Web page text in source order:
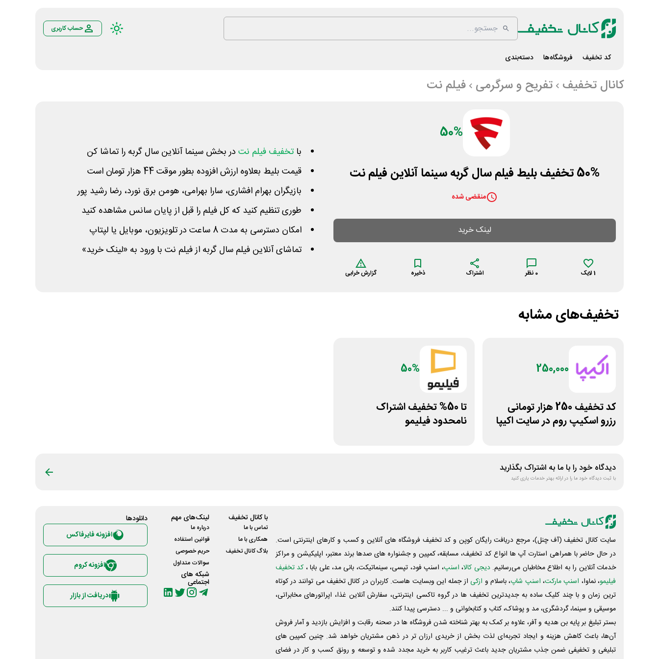
حساب کاربری
کد تخفیف فروشگاه‌ها دسته‌بندی
کانال تخفیف تفریح و سرگرمی فیلم نت
50%
50% تخفیف بلیط فیلم سال گربه سینما آنلاین فیلم نت
منقضی شده
لینک خرید
1 لایک 0 نظر اشتراک ذخیره گزارش خرابی
با تخفیف فیلم نت در بخش سینما آنلاین سال گربه را تماشا کن
قیمت بلیط بعلاوه ارزش افزوده بطور موقت 44 هزار تومان است
بازیگران بهرام افشاری، سارا بهرامی، هومن برق نورد، رضا رشید پور
طوری تنظیم کنید که کل فیلم را قبل از پایان سانس مشاهده کنید
امکان دسترسی به مدت 8 ساعت در تلویزیون، موبایل یا لپتاپ
تماشای آنلاین فیلم سال گربه از فیلم نت با ورود به «لینک خرید»
تخفیف‌های مشابه
250,000
کد تخفیف 250 هزار تومانی
رزرو اسکیپ روم در سایت اکیپا
50%
تا 50% تخفیف اشتراک
نامحدود فیلیمو
دیدگاه خود را با ما به اشتراک بگذارید
با ثبت دیدگاه خود ما را در ارائه بهتر خدمات یاری کنید
سایت کانال تخفیف (آف چنل)، مرجع دریافت رایگان کوپن و کد تخفیف فروشگاه های آنلاین و کسب و‌ کارهای اینترنتی است.
در حال حاضر با همراهی استارت آپ ها انواع کد تخفیف، مسابقه، کمپین و جشنواره های صدها برند معتبر، اپلیکیشن و مراکز
خدمات آنلاین را به اطلاع مخاطبان می‌رسانیم. دیجی کالا، اسنپ، اسنپ فود، تپسی، سینماتیکت، بانی مد، علی‌ بابا ، کد تخفیف
فیلیمو، نماوا، اسنپ مارکت، اسنپ شاپ، باسلام و ازکی از جمله این وبسایت ‌هاست. کاربران در کانال تخفیف می توانند در کوتاه
ترین زمان و با چند کلیک ساده به جدیدترین تخفیف ها در گروه تاکسی اینترنتی، سفارش آنلاین غذا، اپراتورهای مخابراتی،
موسیقی و سینما، گردشگری، مد و پوشاک، کتاب و کتابخوانی و ... دسترسی پیدا کنند.
بستر تبلیغ بر پایه بن هدیه و آفر، علاوه بر کمک به بهتر شناخته شدن فروشگاه ها در صحنه رقابت و افزایش بازدید و آمار فروش
آن‌ها، باعث کاهش هزینه و ایجاد تجربه‌ای لذت بخش از خریدی ارزان تر در ذهن مشتریان خواهد شد. چنین کمپین های
تبلیغی و تخفیفی ضمن جذب مشتریان جدید باعث ترغیب کاربر به خرید مجدد شده و توسعه و رونق کسب و کار در فضای
با کانال تخفیف
تماس با ما
همکاری با ما
بلاگ کانال تخفیف
لینک‌های مهم
درباره ما
قوانین استفاده
حریم خصوصی
سوالات متداول
شبکه های
اجتماعی
دانلود‌ها
افزونه فایرفاکس
افزونه کروم
دریافت از بازار